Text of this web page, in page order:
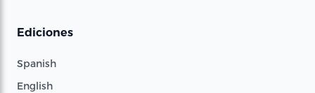
Ediciones
Spanish
English